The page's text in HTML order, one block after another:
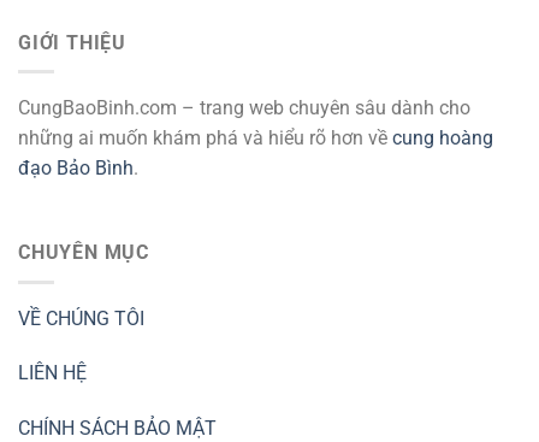
GIỚI THIỆU
CungBaoBinh.com – trang web chuyên sâu dành cho
những ai muốn khám phá và hiểu rõ hơn về cung hoàng
đạo Bảo Bình.
CHUYÊN MỤC
VỀ CHÚNG TÔI
LIÊN HỆ
CHÍNH SÁCH BẢO MẬT